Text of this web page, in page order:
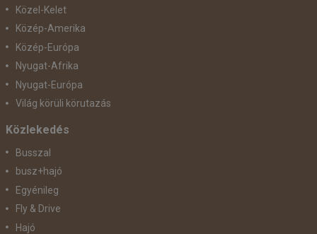
Közel-Kelet
Közép-Amerika
Közép-Európa
Nyugat-Afrika
Nyugat-Európa
Világ körüli körutazás
Közlekedés
Busszal
busz+hajó
Egyénileg
Fly & Drive
Hajó